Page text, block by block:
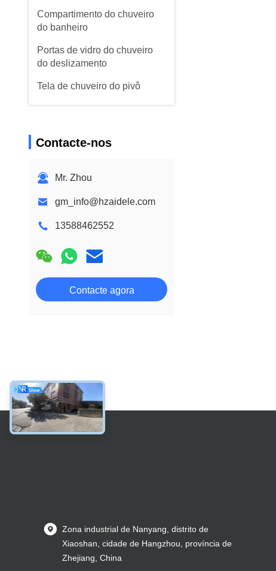
Compartimento do chuveiro
do banheiro
Portas de vidro do chuveiro
do deslizamento
Tela de chuveiro do pivô
Contacte-nos
Mr. Zhou
gm_info@hzaidele.com
13588462552
Contacte agora
Zona industrial de Nanyang, distrito de
Xiaoshan, cidade de Hangzhou, província de
Zhejiang, China